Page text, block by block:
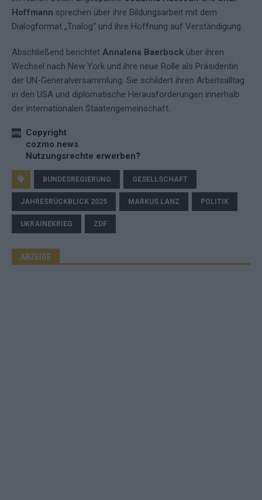
Hoffmann sprechen über ihre Bildungsarbeit mit dem
Dialogformat „Trialog“ und ihre Hoffnung auf Verständigung.
Abschließend berichtet Annalena Baerbock über ihren
Wechsel nach New York und ihre neue Rolle als Präsidentin
der UN-Generalversammlung. Sie schildert ihren Arbeitsalltag
in den USA und diplomatische Herausforderungen innerhalb
der internationalen Staatengemeinschaft.
Copyright
cozmo news
Nutzungsrechte erwerben?
BUNDESREGIERUNG GESELLSCHAFT
JAHRESRÜCKBLICK 2025 MARKUS LANZ POLITIK
UKRAINEKRIEG ZDF
ANZEIGE